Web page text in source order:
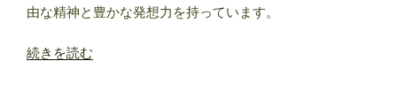
由な精神と豊かな発想力を持っています。
“1
続きを読む